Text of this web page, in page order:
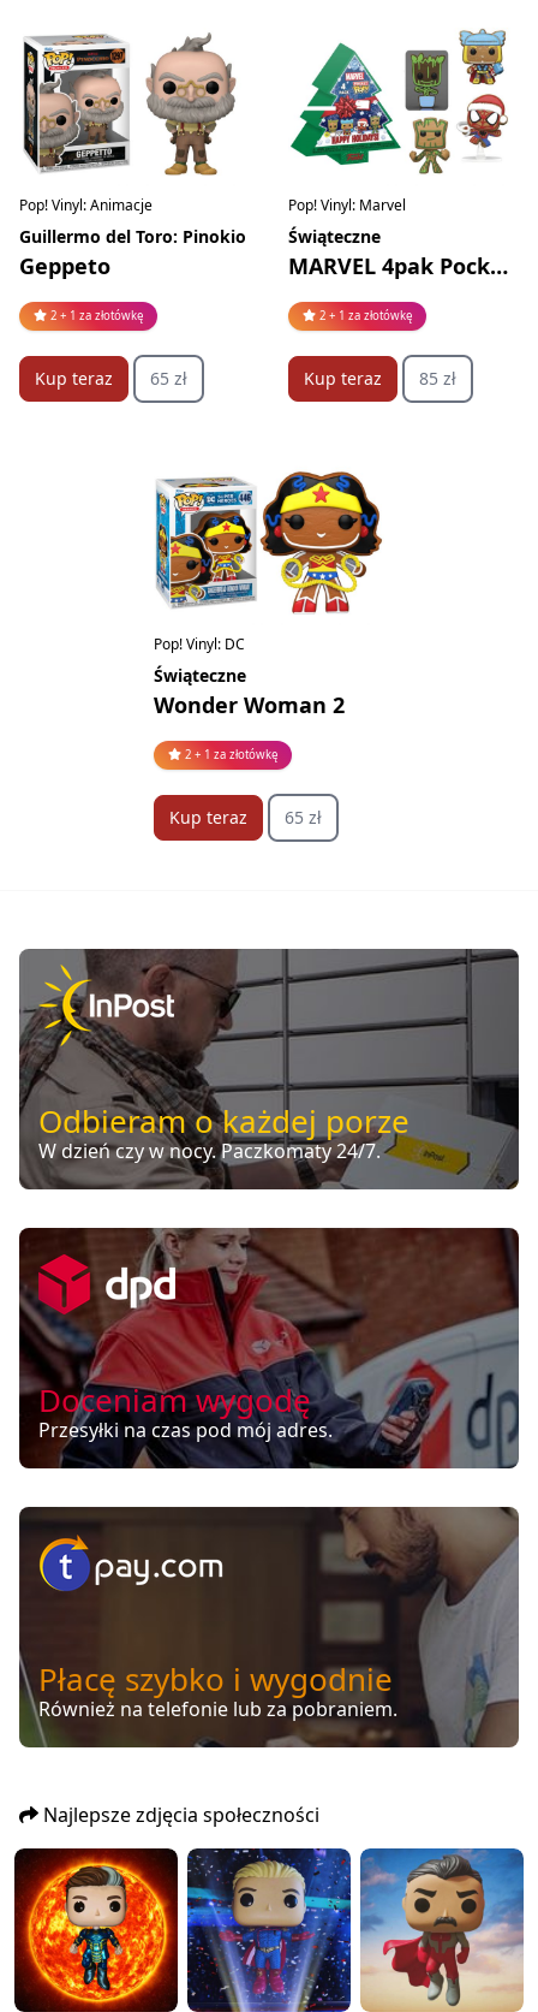
Pop! Vinyl: Animacje
Guillermo del Toro: Pinokio
Geppeto
2 + 1 za złotówkę
Kup teraz 65 zł
Pop! Vinyl: Marvel
Świąteczne
MARVEL 4pak Pocket Pop!
2 + 1 za złotówkę
Kup teraz 85 zł
Pop! Vinyl: DC
Świąteczne
Wonder Woman 2
2 + 1 za złotówkę
Kup teraz 65 zł
Odbieram o każdej porze
W dzień czy w nocy. Paczkomaty 24/7.
Doceniam wygodę
Przesyłki na czas pod mój adres.
Płacę szybko i wygodnie
Również na telefonie lub za pobraniem.
Najlepsze zdjęcia społeczności